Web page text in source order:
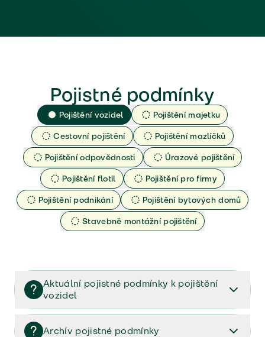
Pojistné podmínky
Pojištění vozidel
Pojištění majetku
Cestovní pojištění
Pojištění mazlíčků
Pojištění odpovědnosti
Úrazové pojištění
Pojištění flotil
Pojištění pro firmy
Pojištění podnikání
Pojištění bytových domů
Stavebně montážní pojištění
Aktuální pojistné podmínky k pojištění
vozidel
Pojištění vozidel/Pojistné podmínky a vše důležité ke
smlouvě (PDF)
Archív pojistné podmínky